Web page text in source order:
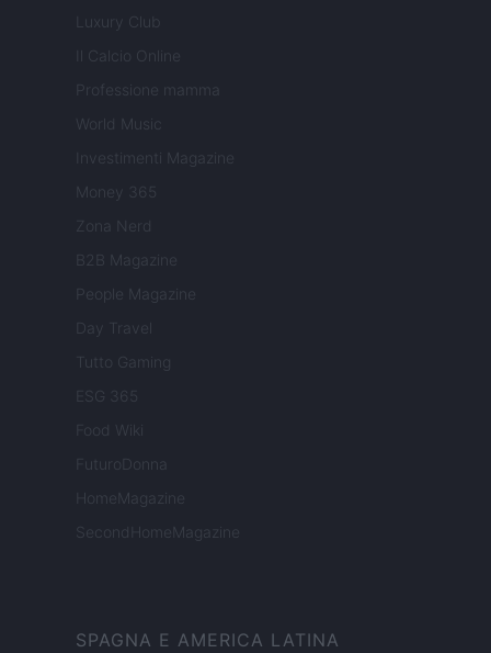
Luxury Club
Il Calcio Online
Professione mamma
World Music
Investimenti Magazine
Money 365
Zona Nerd
B2B Magazine
People Magazine
Day Travel
Tutto Gaming
ESG 365
Food Wiki
FuturoDonna
HomeMagazine
SecondHomeMagazine
SPAGNA E AMERICA LATINA